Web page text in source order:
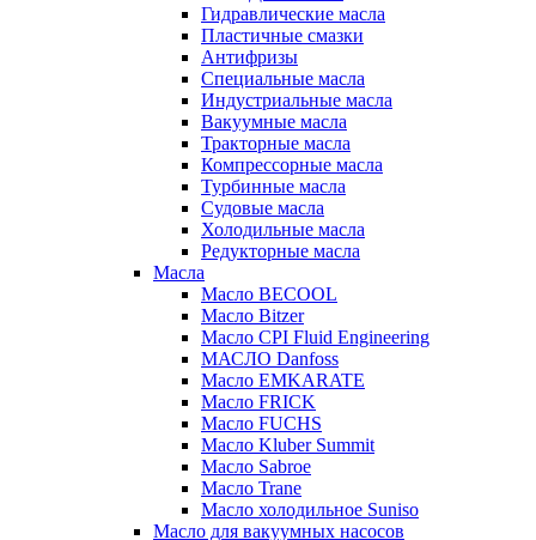
Гидравлические масла
Пластичные смазки
Антифризы
Специальные масла
Индустриальные масла
Вакуумные масла
Тракторные масла
Компрессорные масла
Турбинные масла
Судовые масла
Холодильные масла
Редукторные масла
Масла
Масло BECOOL
Масло Bitzer
Масло CPI Fluid Engineering
МАСЛО Danfoss
Масло EMKARATE
Масло FRICK
Масло FUCHS
Масло Kluber Summit
Масло Sabroe
Масло Trane
Масло холодильное Suniso
Масло для вакуумных насосов